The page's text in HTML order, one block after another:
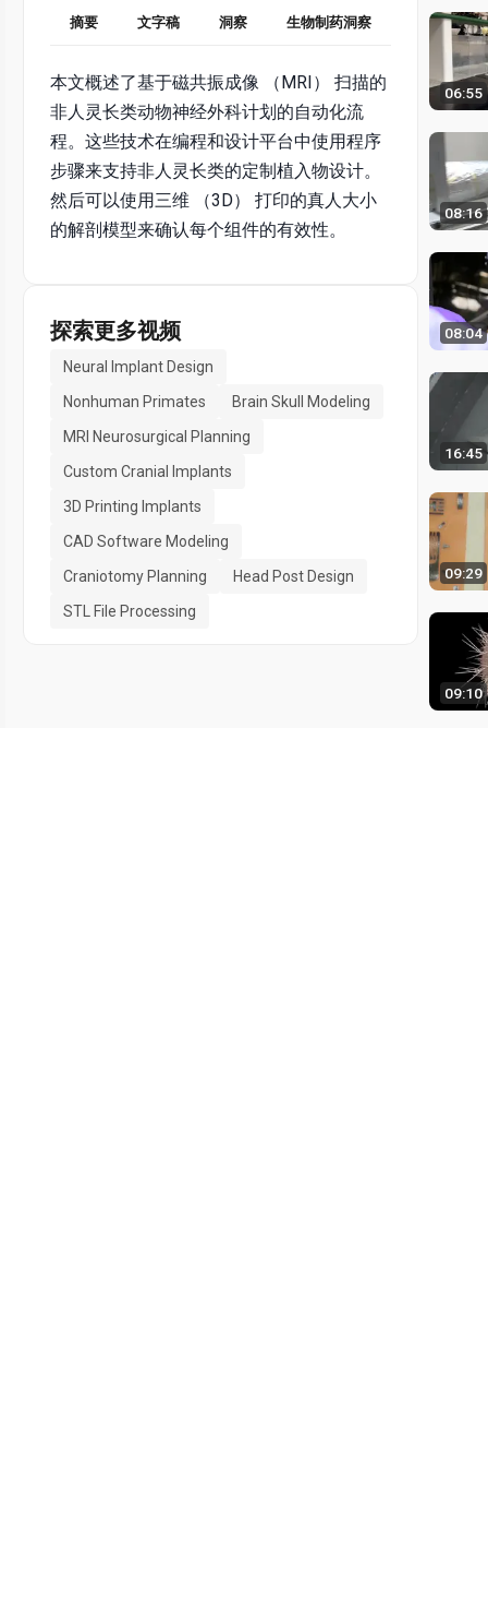
摘要 文字稿 洞察 生物制药洞察
本文概述了基于磁共振成像 （MRI） 扫描的
非人灵长类动物神经外科计划的自动化流
程。这些技术在编程和设计平台中使用程序
步骤来支持非人灵长类的定制植入物设计。
然后可以使用三维 （3D） 打印的真人大小
的解剖模型来确认每个组件的有效性。
探索更多视频
Neural Implant Design
Nonhuman Primates
Brain Skull Modeling
MRI Neurosurgical Planning
Custom Cranial Implants
3D Printing Implants
CAD Software Modeling
Craniotomy Planning
Head Post Design
STL File Processing
06:55
08:16
08:04
16:45
09:29
09:10